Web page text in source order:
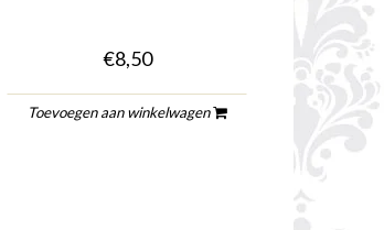
€8,50
Toevoegen aan winkelwagen